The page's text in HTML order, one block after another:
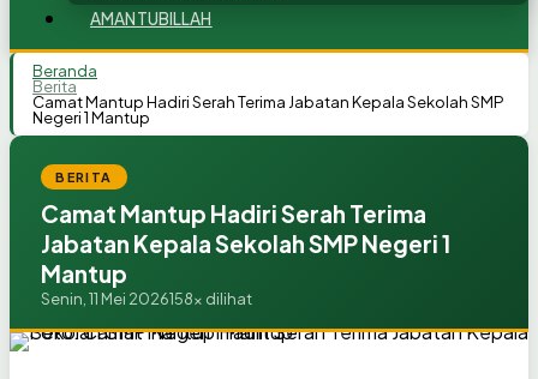
AMANTUBILLAH
Beranda
Berita
Camat Mantup Hadiri Serah Terima Jabatan Kepala Sekolah SMP
Negeri 1 Mantup
BERITA
Camat Mantup Hadiri Serah Terima
Jabatan Kepala Sekolah SMP Negeri 1
Mantup
Senin, 11 Mei 2026158x dilihat